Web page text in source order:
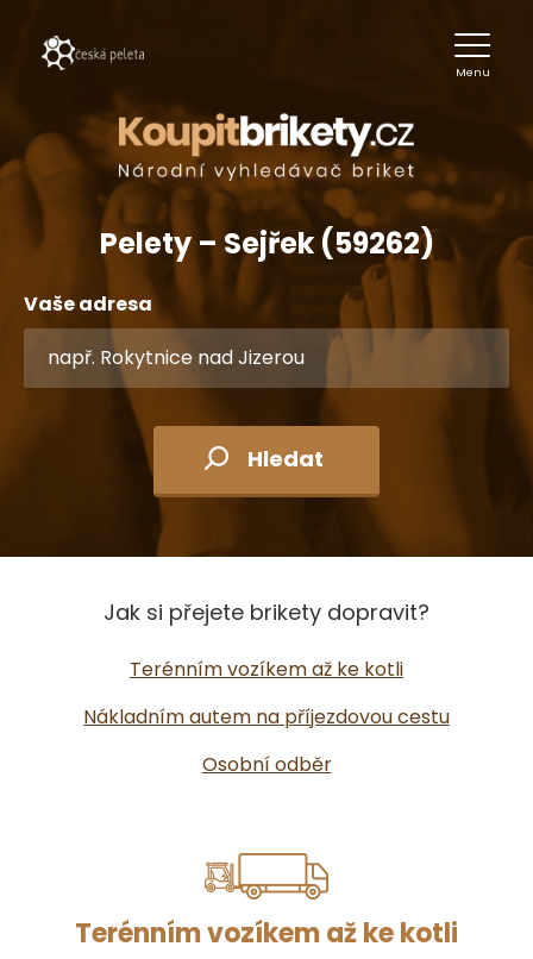
Menu
Pelety – Sejřek (59262)
Vaše adresa
Hledat
Jak si přejete brikety dopravit?
Terénním vozíkem až ke kotli
Nákladním autem na příjezdovou cestu
Osobní odběr
Terénním vozíkem až ke kotli